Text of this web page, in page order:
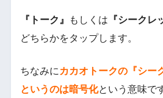
『トーク』 もしくは 『シークレ
どちらかをタップします。
ちなみに カカオトークの『シー
というのは暗号化という意味で